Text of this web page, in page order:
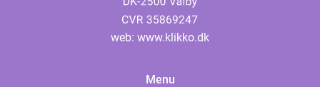
web: www.klikko.dk
Menu